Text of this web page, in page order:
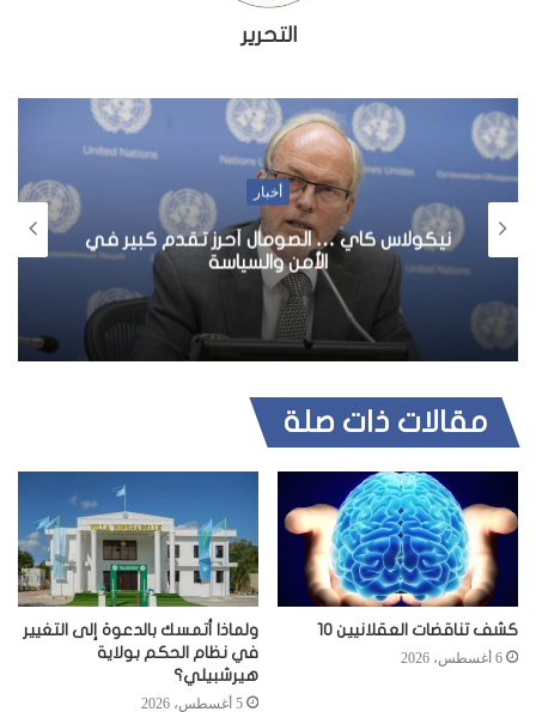
التحرير
أخبار
نيكولاس كاي … الصومال أحرز تقدم كبير في
الأمن والسياسة
مقالات ذات صلة
كشف تناقضات العقلانيين 10
6 أغسطس، 2026
ولماذا أتمسك بالدعوة إلى التغيير
في نظام الحكم بولاية
هيرشبيلي؟
5 أغسطس، 2026